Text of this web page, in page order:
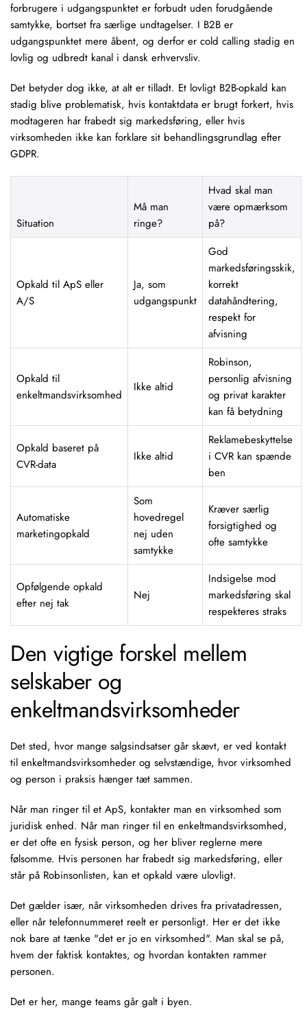
forbrugere i udgangspunktet er forbudt uden forudgående
samtykke, bortset fra særlige undtagelser. I B2B er
udgangspunktet mere åbent, og derfor er cold calling stadig en
lovlig og udbredt kanal i dansk erhvervsliv.
Det betyder dog ikke, at alt er tilladt. Et lovligt B2B-opkald kan
stadig blive problematisk, hvis kontaktdata er brugt forkert, hvis
modtageren har frabedt sig markedsføring, eller hvis
virksomheden ikke kan forklare sit behandlingsgrundlag efter
GDPR.
Situation
Må man
ringe?
Hvad skal man
være opmærksom
på?
Opkald til ApS eller
A/S
Ja, som
udgangspunkt
God
markedsføringsskik,
korrekt
datahåndtering,
respekt for
afvisning
Opkald til
enkeltmandsvirksomhed
Ikke altid
Robinson,
personlig afvisning
og privat karakter
kan få betydning
Opkald baseret på
CVR-data
Ikke altid
Reklamebeskyttelse
i CVR kan spænde
ben
Automatiske
marketingopkald
Som
hovedregel
nej uden
samtykke
Kræver særlig
forsigtighed og
ofte samtykke
Opfølgende opkald
efter nej tak
Nej
Indsigelse mod
markedsføring skal
respekteres straks
Den vigtige forskel mellem
selskaber og
enkeltmandsvirksomheder
Det sted, hvor mange salgsindsatser går skævt, er ved kontakt
til enkeltmandsvirksomheder og selvstændige, hvor virksomhed
og person i praksis hænger tæt sammen.
Når man ringer til et ApS, kontakter man en virksomhed som
juridisk enhed. Når man ringer til en enkeltmandsvirksomhed,
er det ofte en fysisk person, og her bliver reglerne mere
følsomme. Hvis personen har frabedt sig markedsføring, eller
står på Robinsonlisten, kan et opkald være ulovligt.
Det gælder især, når virksomheden drives fra privatadressen,
eller når telefonnummeret reelt er personligt. Her er det ikke
nok bare at tænke "det er jo en virksomhed". Man skal se på,
hvem der faktisk kontaktes, og hvordan kontakten rammer
personen.
Det er her, mange teams går galt i byen.